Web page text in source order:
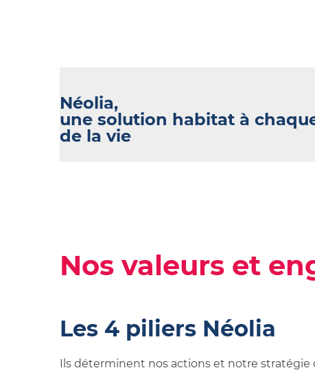
Néolia,
une solution habitat à
de la vie
Nos valeurs et
Les 4 piliers Néolia
Ils déterminent nos actions et notre stratégie